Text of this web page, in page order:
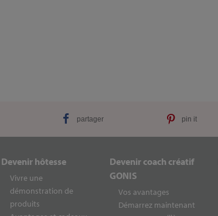
partager pin it
Devenir hôtesse
Vivre une
démonstration de
produits
Devenir coach créatif
GONIS
Vos avantages
Démarrez maintenant